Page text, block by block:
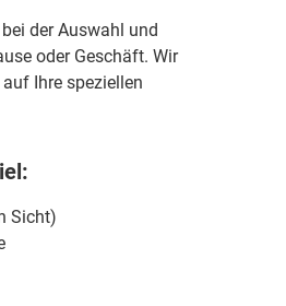
der Auswahl und
oder Geschäft. Wir
Ihre speziellen
Sicht)